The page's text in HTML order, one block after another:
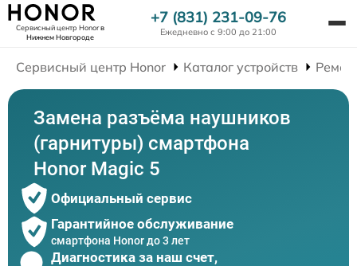
Сервисный центр Honorв
Нижнем Новгороде
+7 (831) 231-09-76
Ежедневно с 9:00 до 21:00
Сервисный центр Honor Каталог устройств
Замена разъёма наушников
(гарнитуры) смартфона
Honor Magic 5
Официальный сервис
Гарантийное обслуживание
смартфона Honor до 3 лет
Диагностика за наш счет,